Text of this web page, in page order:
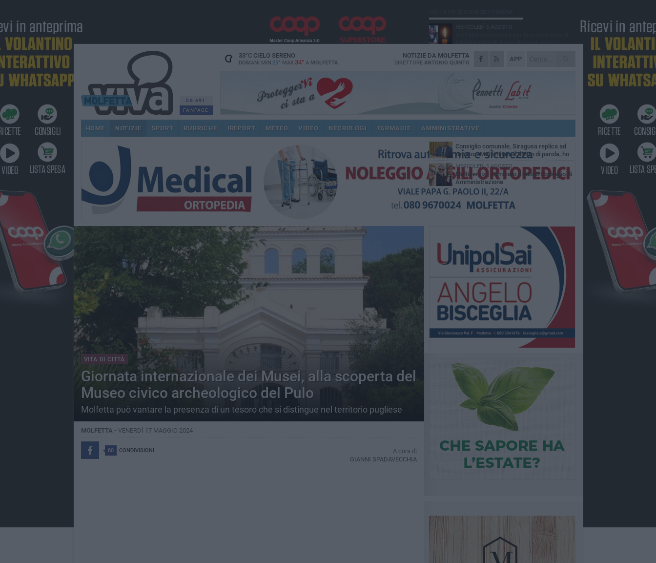
56.691
FANPAGE
33°CCIELO SERENO
DOMANI MIN 25° MAX 34° A MOLFETTA
APP
NOTIZIE DA MOLFETTA
DIRETTORE ANTONIO QUINTO
HOME NOTIZIE SPORT RUBRICHE IREPORT METEO VIDEO NECROLOGI FARMACIE AMMINISTRATIVE
VITA DI CITTÀ
Giornata internazionale dei Musei, alla scoperta del
Museo civico archeologico del Pulo
Molfetta può vantare la presenza di un tesoro che si distingue nel territorio pugliese
MOLFETTA - VENERDÌ 17 MAGGIO 2024
80 CONDIVISIONI
A cura di
GIANNI SPADAVECCHIA
Michele Cilardi: il ricordo degli amici
GIOVEDÌ 6 AGOSTO
Marittimo molfettese muore a bordo di un
SABATO 1 AGOSTO
La MTM Molfetta cerca autisti e
accompagnatori per gli scuolabus:
pubblicato il bando
GIOVEDÌ 6 AGOSTO
Molfetta piange Marta Maria Pisani, ultima
maestra della sartoria molfettese
SABATO 1 AGOSTO
Consiglio comunale, Siragusa replica ad
Amato: «Mai limitato il diritto di parola, ho
fatto rispettare il regolamento»
MERCOLEDÌ 5 AGOSTO
Multiservizi, nominato il nuovo Consiglio di
Amministrazione